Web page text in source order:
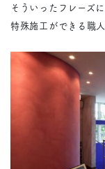
そういったフレーズ
特殊施工ができる職